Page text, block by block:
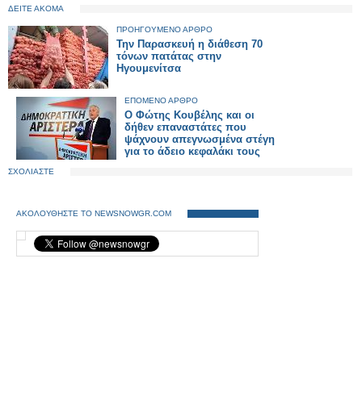
ΔΕΙΤΕ ΑΚΟΜΑ
ΠΡΟΗΓΟΥΜΕΝΟ ΑΡΘΡΟ
Την Παρασκευή η διάθεση 70
τόνων πατάτας στην
Ηγουμενίτσα
ΕΠΟΜΕΝΟ ΑΡΘΡΟ
Ο Φώτης Κουβέλης και οι
δήθεν επαναστάτες που
ψάχνουν απεγνωσμένα στέγη
για το άδειο κεφαλάκι τους
ΣΧΟΛΙΑΣΤΕ
ΑΚΟΛΟΥΘΗΣΤΕ ΤΟ NEWSNOWGR.COM